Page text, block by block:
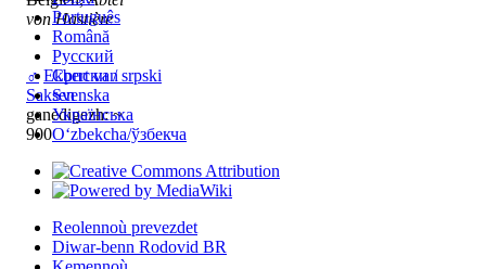
von Hastière
♂ Ekbert van
Saksen
ganedigezh: ~
900
Português
Română
Русский
Српски / srpski
Svenska
Українська
Oʻzbekcha/ўзбекча
Reolennoù prevezdet
Diwar-benn Rodovid BR